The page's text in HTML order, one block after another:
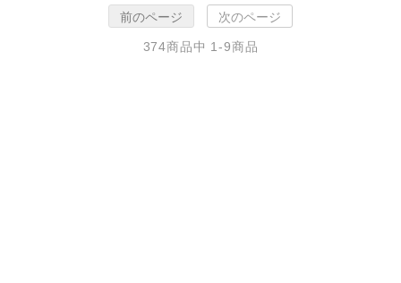
前のページ 次のページ
374商品中 1-9商品